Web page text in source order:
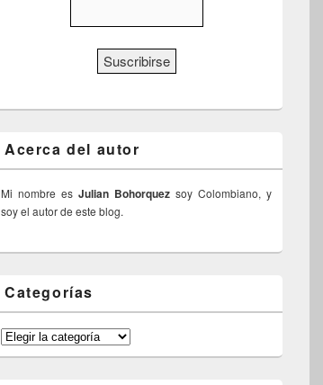
Acerca del autor
Mi nombre es Julian Bohorquez soy Colombiano, y
soy el autor de este blog.
Categorías
Categorías